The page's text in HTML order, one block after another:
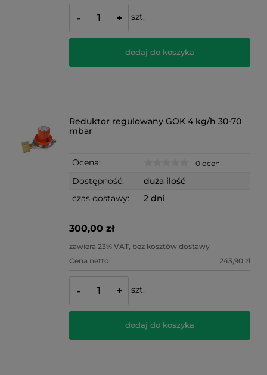
- + szt.
dodaj do koszyka
Reduktor regulowany GOK 4 kg/h 30-70
mbar
Ocena: 0 ocen
Dostępność:
duża ilość
czas dostawy:
2 dni
300,00 zł
zawiera 23% VAT, bez kosztów dostawy
Cena netto:
243,90 zł
- + szt.
dodaj do koszyka